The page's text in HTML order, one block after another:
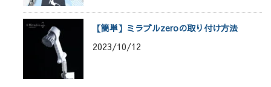
【簡単】ミラブルzeroの取り付け方法
2023/10/12